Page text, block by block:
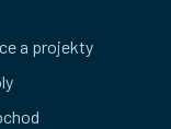
a projekty